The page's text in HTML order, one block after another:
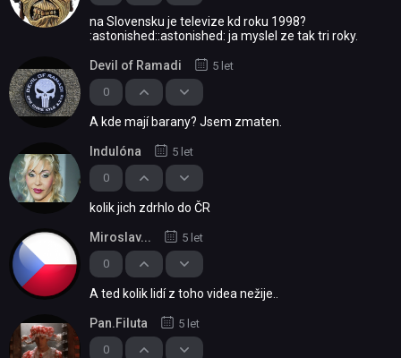
na Slovensku je televize kd roku 1998?
:astonished::astonished: ja myslel ze tak tri roky.
0
Devil of Ramadi 5 let
A kde mají barany? Jsem zmaten.
0
Indulóna 5 let
kolik jich zdrhlo do ČR
0
Miroslav... 5 let
A ted kolik lidí z toho videa nežije..
0
Pan.Filuta 5 let